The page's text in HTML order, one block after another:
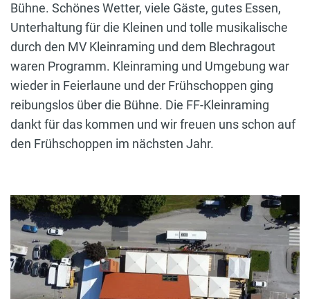
Bühne. Schönes Wetter, viele Gäste, gutes Essen,
Unterhaltung für die Kleinen und tolle musikalische
durch den MV Kleinraming und dem Blechragout
waren Programm. Kleinraming und Umgebung war
wieder in Feierlaune und der Frühschoppen ging
reibungslos über die Bühne. Die FF-Kleinraming
dankt für das kommen und wir freuen uns schon auf
den Frühschoppen im nächsten Jahr.